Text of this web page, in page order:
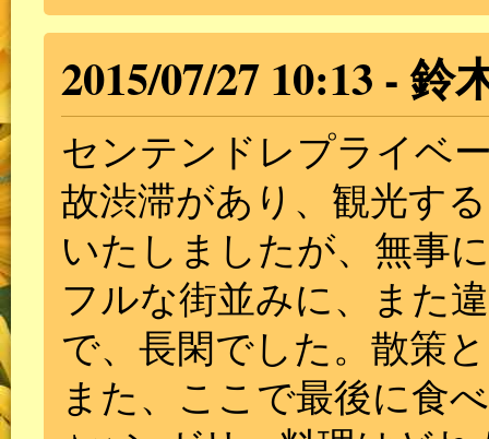
2015/07/27 10:13 鈴
センテンドレプライベ
故渋滞があり、観光す
いたしましたが、無事
フルな街並みに、また
で、長閑でした。散策
また、ここで最後に食